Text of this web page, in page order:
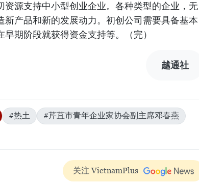
资源支持中小型创业企业。各种类型的企业，无
产品和新的发展动力。初创公司需要具备基本
期阶段就获得资金支持等。（完）
越通社
#热土
#芹苴市青年企业家协会副主席邓春燕
关注 VietnamPlus